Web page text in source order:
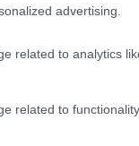
advertising.
related to analytics
related to